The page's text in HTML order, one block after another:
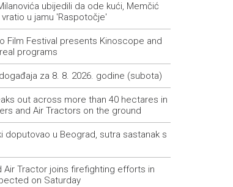
ubijedili da ode kući, Memčić
u jamu 'Raspotočje'
Film Festival presents Kinoscope and
programs
za 8. 8. 2026. godine (subota)
out across more than 40 hectares in
and Air Tractors on the ground
doputovao u Beograd, sutra sastanak s
Air Tractor joins firefighting efforts in
on Saturday